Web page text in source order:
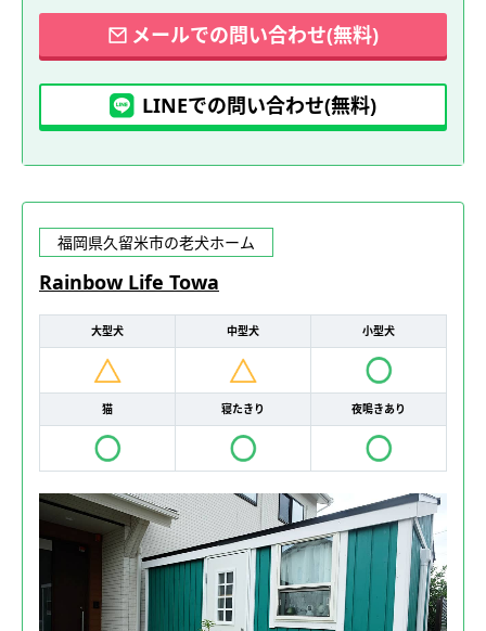
メールでの問い合わせ(無料)
LINEでの問い合わせ(無料)
福岡県久留米市の老犬ホーム
Rainbow Life Towa
大型犬 中型犬 小型犬
猫 寝たきり 夜鳴きあり